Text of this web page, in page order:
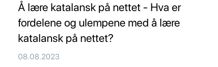
Å lære katalansk på nettet - Hva er
fordelene og ulempene med å lære
katalansk på nettet?
08.08.2023